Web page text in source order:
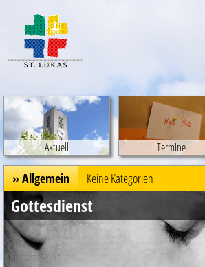
Aktuell Termine
» Allgemein Keine Kategorien
Gottesdienst